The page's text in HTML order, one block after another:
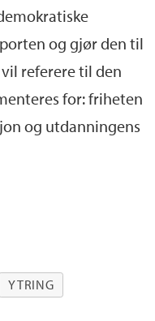
og gjør den til
referere til den
for: friheten
og utdanningens
YTRING